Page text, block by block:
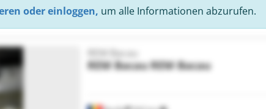
oder einloggen, um alle Informationen abzurufen.
REM Bacau
REM BacauREM Bacau